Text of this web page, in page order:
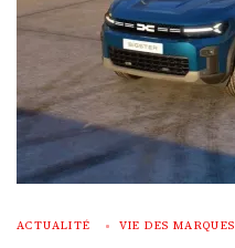
ACTUALITÉ VIE DES MARQUES